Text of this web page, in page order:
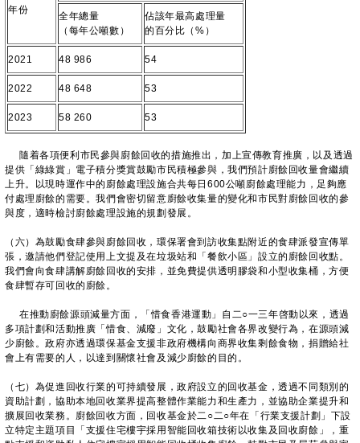
年份
全年總量
（每年公噸數）
佔該年最高處理量
的百分比（%）
2021 48 986 54
2022 48 648 53
2023 58 260 53
隨着各項便利市民參與廚餘回收的措施推出，加上宣傳教育推廣，以及透過
提供「綠綠賞」電子積分獎賞鼓勵市民積極參與，我們預計廚餘回收量會繼續
上升。以現時運作中的廚餘處理設施合共每日600公噸廚餘處理能力，足夠應
付處理廚餘的需要。我們會密切留意廚餘收集量的變化和市民對廚餘回收的參
與度，適時檢討廚餘處理設施的規劃發展。
（六）為鼓勵食肆參與廚餘回收，環保署會到訪收集點附近的食肆派發宣傳單
張，邀請他們登記使用上文提及在垃圾站和「餐飲小區」設立的廚餘回收點。
我們會向食肆講解廚餘回收的安排，並免費提供透明膠袋和小型收集桶，方便
食肆暫存可回收的廚餘。
在推動廚餘源頭減量方面，「惜食香港運動」自二○一三年啓動以來，透過
多項計劃和活動推廣「惜食、減廢」文化，鼓勵社會各界改變行為，在源頭減
少廚餘。政府亦透過環保基金支援非政府機構向商界收集剩餘食物，捐贈給社
會上有需要的人，以達到關懷社會及減少廚餘的目的。
（七）為促進回收行業的可持續發展，政府設立的回收基金，透過不同類別的
資助計劃，協助本地回收業界提高整體作業能力和生產力，並協助企業提升和
擴展回收業務。廚餘回收方面，回收基金於二○二○年在「行業支援計劃」下設
立特定主題項目「支援住宅樓宇採用智能回收箱技術以收集及回收廚餘」，重